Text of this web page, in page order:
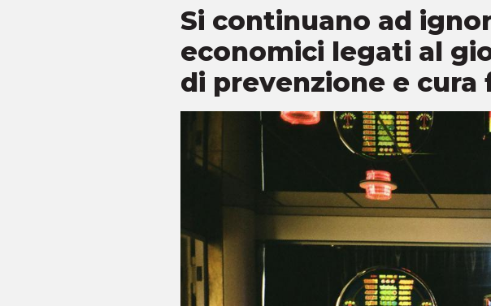
Si continuano ad
economici legati al
di prevenzione e